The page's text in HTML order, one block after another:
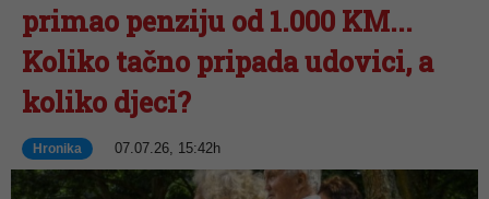
primao penziju od 1.000 KM...
Koliko tačno pripada udovici, a
koliko djeci?
Hronika 07.07.26, 15:42h